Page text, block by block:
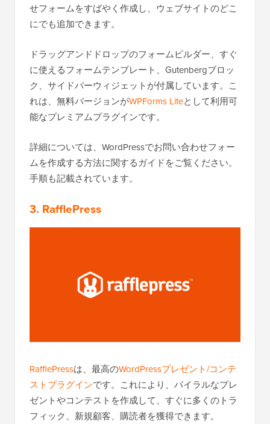
せフォームをすばやく作成し、ウェブサイトのどこ
にでも追加できます。
ドラッグアンドドロップのフォームビルダー、すぐ
に使えるフォームテンプレート、Gutenbergブロッ
ク、サイドバーウィジェットが付属しています。こ
れは、無料バージョンがWPForms Liteとして利用可
能なプレミアムプラグインです。
詳細については、WordPressでお問い合わせフォー
ムを作成する方法に関するガイドをご覧ください。
手順も記載されています。
3. RafflePress
RafflePressは、最高のWordPressプレゼント/コンテ
ストプラグインです。これにより、バイラルなプレ
ゼントやコンテストを作成して、すぐに多くのトラ
フィック、新規顧客、購読者を獲得できます。